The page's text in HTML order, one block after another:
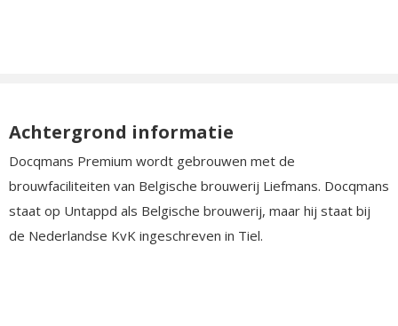
Achtergrond informatie
Docqmans Premium wordt gebrouwen met de
brouwfaciliteiten van Belgische brouwerij Liefmans. Docqmans
staat op Untappd als Belgische brouwerij, maar hij staat bij
de Nederlandse KvK ingeschreven in Tiel.